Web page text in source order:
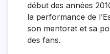
début des années
la performance de
son mentorat et sa
des fans.